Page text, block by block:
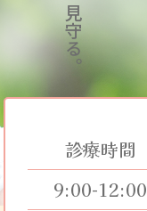
診療時間
9:00-12:00